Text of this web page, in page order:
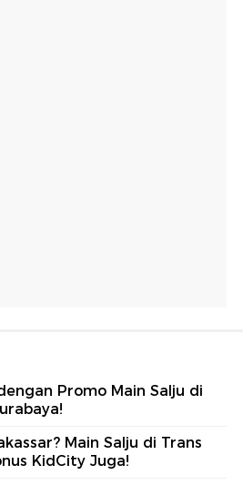
Promo Main Salju di
Main Salju di Trans
KidCity Juga!